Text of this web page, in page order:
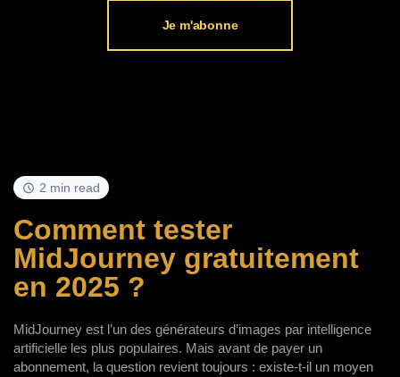
Je m'abonne
2 min read
Comment tester
MidJourney gratuitement
en 2025 ?
MidJourney est l’un des générateurs d’images par intelligence
artificielle les plus populaires. Mais avant de payer un
abonnement, la question revient toujours : existe-t-il un moyen